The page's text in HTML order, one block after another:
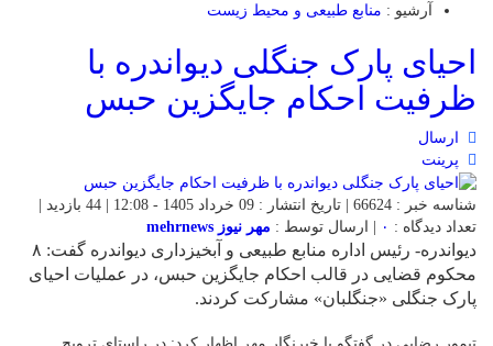
آرشیو : منابع طبیعی و محیط زیست
احیای پارک جنگلی دیواندره با
ظرفیت احکام جایگزین حبس
ارسال
پرینت
شناسه خبر : 66624 | تاریخ انتشار : 09 خرداد 1405 - 12:08 | 44 بازدید |
تعداد دیدگاه : ۰ | ارسال توسط : مهر نیوز mehrnews
دیواندره- رئیس اداره منابع طبیعی و آبخیزداری دیواندره گفت: ۸
محکوم قضایی در قالب احکام جایگزین حبس، در عملیات احیای
پارک جنگلی «جنگلبان» مشارکت کردند.